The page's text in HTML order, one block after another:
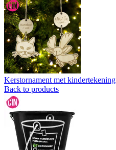
Kerstornament met kindertekening
Back to products